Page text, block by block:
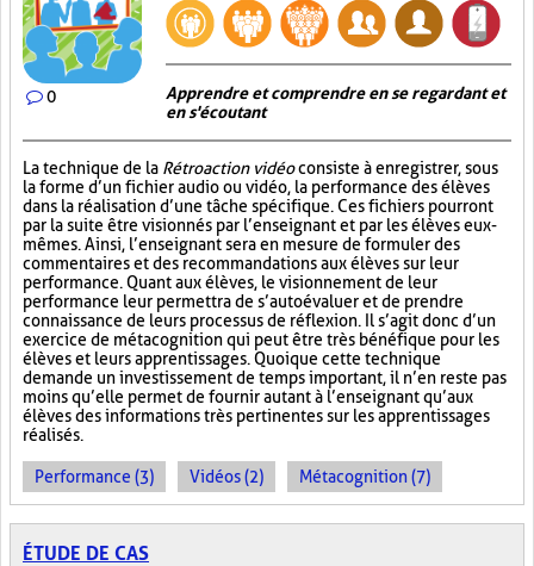
0
Apprendre et comprendre en se regardant et
en s'écoutant
La technique de la Rétroaction vidéoconsiste à enregistrer, sous
la forme d’un fichier audio ou vidéo, la performance des élèves
dans la réalisation d’une tâche spécifique. Ces fichiers pourront
par la suite être visionnés par l’enseignant et par les élèves eux-
mêmes. Ainsi, l’enseignant sera en mesure de formuler des
commentaires et des recommandations aux élèves sur leur
performance. Quant aux élèves, le visionnement de leur
performance leur permettra de s’autoévaluer et de prendre
connaissance de leurs processus de réflexion. Il s’agit donc d’un
exercice de métacognition qui peut être très bénéfique pour les
élèves et leurs apprentissages. Quoique cette technique
demande un investissement de temps important, il n’en reste pas
moins qu’elle permet de fournir autant à l’enseignant qu’aux
élèves des informations très pertinentes sur les apprentissages
réalisés.
Performance (3) Vidéos (2) Métacognition (7)
ÉTUDE DE CAS